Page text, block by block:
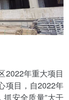
2022年重大项目
项目，自2022年
安全质量”大干